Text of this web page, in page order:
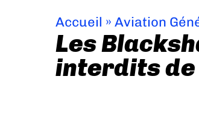
Accueil » Aviation
Les
interdits de